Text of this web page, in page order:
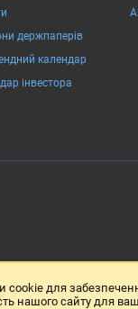
держпаперів
календар
інвестора
cookie для
нашого сайту для